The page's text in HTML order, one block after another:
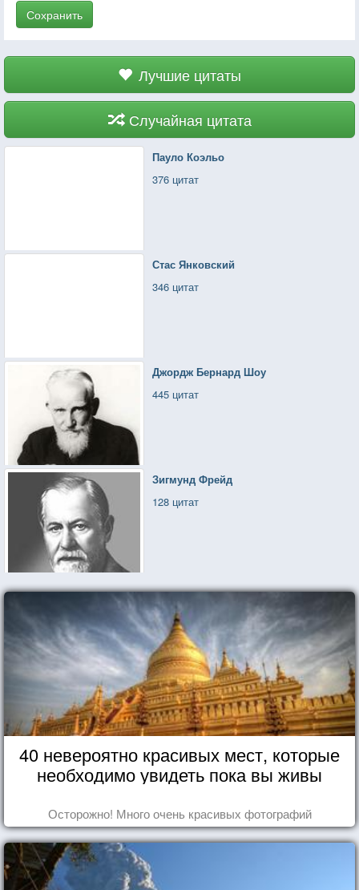
Сохранить
Лучшие цитаты
Случайная цитата
Пауло Коэльо
376 цитат
Стас Янковский
346 цитат
Джордж Бернард Шоу
445 цитат
Зигмунд Фрейд
128 цитат
40 невероятно красивых мест, которые
необходимо увидеть пока вы живы
Осторожно! Много очень красивых фотографий